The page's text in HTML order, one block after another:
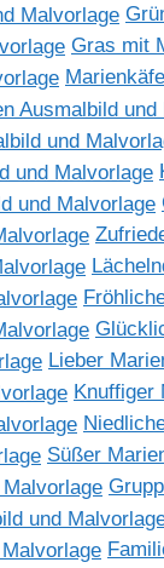
Gras mit
Lieber
Knuffiger
Süßer